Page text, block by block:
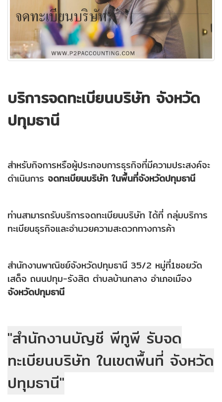
บริการจดทะเบียนบริษัท จังหวัด
ปทุมธานี
สำหรับกิจการหรือผู้ประกอบการธุรกิจที่มีความประสงค์จะ
ดำเนินการ จดทะเบียนบริษัท ในพื้นที่จังหวัดปทุมธานี
ท่านสามารถรับบริการจดทะเบียนบริษัท ได้ที่ กลุ่มบริการ
ทะเบียนธุรกิจและอำนวยความสะดวกทางการค้า
สำนักงานพาณิชย์จังหวัดปทุมธานี 35/2 หมู่ที่1ซอยวัด
เสด็จ ถนนปทุม-รังสิต ตำบลบ้านกลาง อำเภอเมือง
จังหวัดปทุมธานี
"สำนักงานบัญชี พีทูพี รับจด
ทะเบียนบริษัท ในเขตพื้นที่ จังหวัด
ปทุมธานี"